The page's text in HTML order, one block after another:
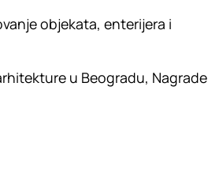
objekata, enterijera i
u Beogradu, Nagrade